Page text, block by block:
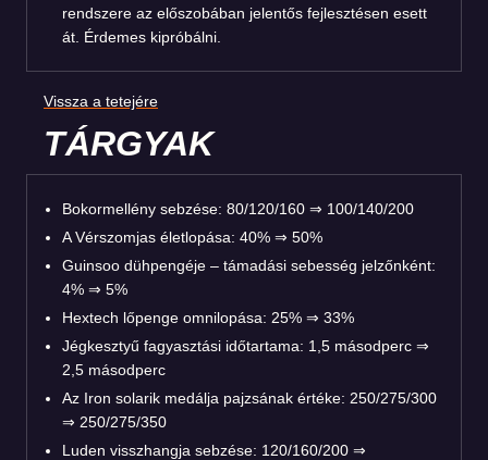
rendszere az előszobában jelentős fejlesztésen esett
át. Érdemes kipróbálni.
Vissza a tetejére
TÁRGYAK
Bokormellény sebzése: 80/120/160 ⇒ 100/140/200
A Vérszomjas életlopása: 40% ⇒ 50%
Guinsoo dühpengéje – támadási sebesség jelzőnként:
4% ⇒ 5%
Hextech lőpenge omnilopása: 25% ⇒ 33%
Jégkesztyű fagyasztási időtartama: 1,5 másodperc ⇒
2,5 másodperc
Az Iron solarik medálja pajzsának értéke: 250/275/300
⇒ 250/275/350
Luden visszhangja sebzése: 120/160/200 ⇒